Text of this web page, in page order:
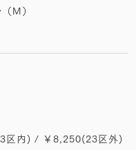
M）
区内) / ￥8,250(23区外)